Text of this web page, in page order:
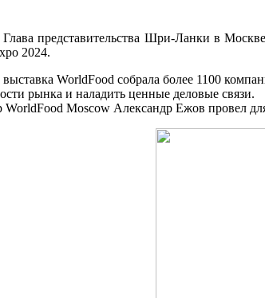
Глава представительства Шри-Ланки в
2024.
WorldFood собрала более 1100
рынка и наладить ценные деловые связи.
WorldFood Moscow Александр Ежов провел